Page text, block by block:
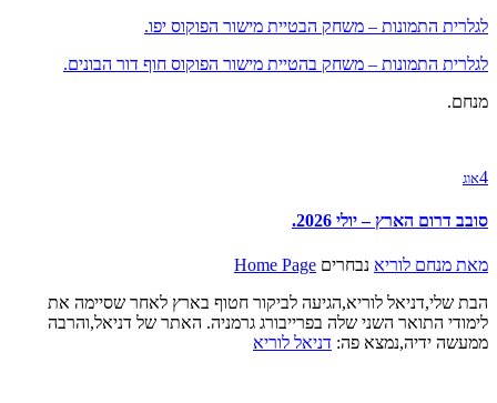
לגלרית התמונות – משחק הבטיית מישור הפוקוס יפו.
לגלרית התמונות – משחק בהטיית מישור הפוקוס חוף דור הבונים.
מנחם.
4אוג
סובב דרום הארץ – יולי 2026.
מאת מנחם לוריא נבחרים Home Page
הבת שלי,דניאל לוריא,הגיעה לביקור חטוף בארץ לאחר שסיימה את
לימודי התואר השני שלה בפרייבורג גרמניה. האתר של דניאל,והרבה
ממעשה ידיה,נמצא פה: דניאל לוריא